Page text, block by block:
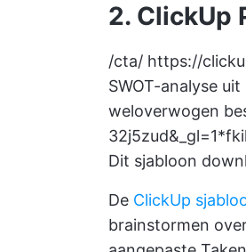
2. ClickUp
/cta/ https://
SWOT-analyse
weloverwogen
Dit sjabloon
De ClickUp
brainstormen